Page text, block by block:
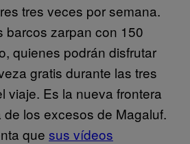
tres veces por semana.
barcos zarpan con 150
quienes podrán disfrutar
gratis durante las tres
viaje. Es la nueva frontera
los excesos de Magaluf.
que sus vídeos